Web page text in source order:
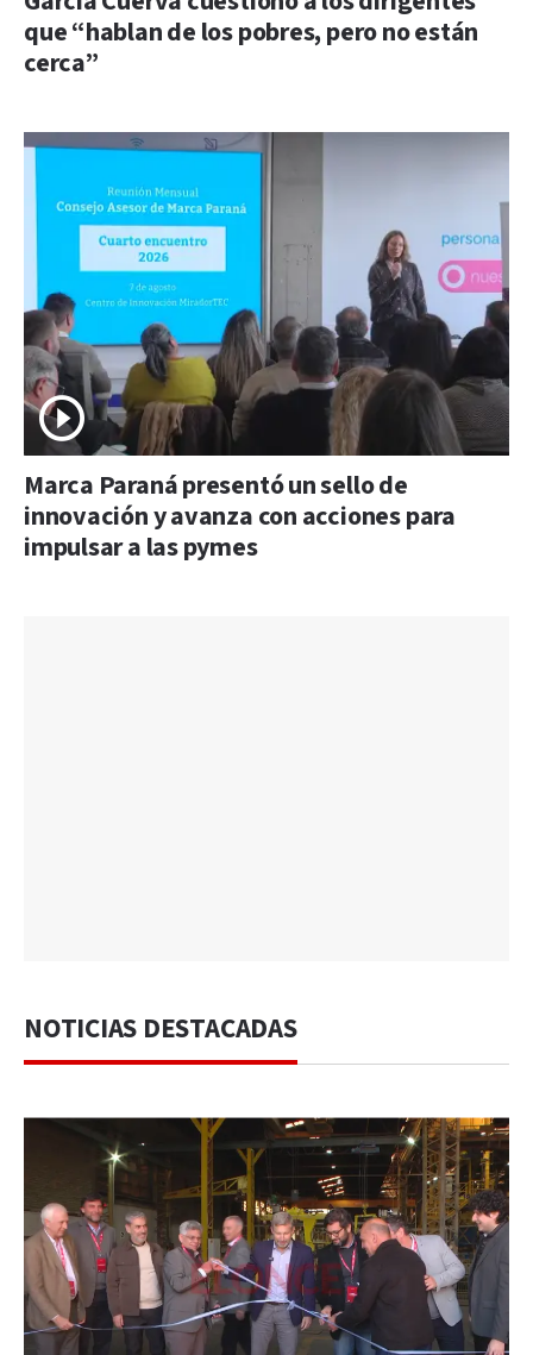
que “hablan de los pobres, pero no están
cerca”
Marca Paraná presentó un sello de
innovación y avanza con acciones para
impulsar a las pymes
NOTICIAS DESTACADAS